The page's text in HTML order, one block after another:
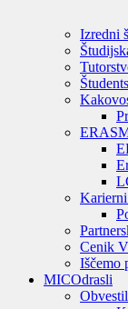
Izredni
Cenik
Iščemo
MICOdrasli